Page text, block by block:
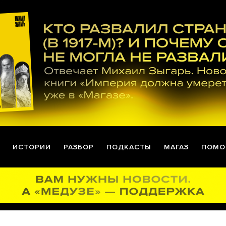
ИСТОРИИ РАЗБОР ПОДКАСТЫ МАГАЗ